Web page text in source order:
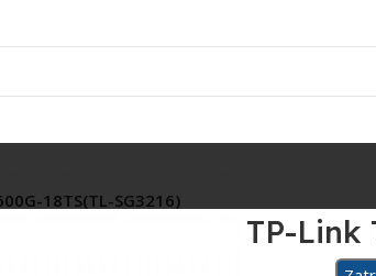
18TS(TL-SG3216)
TP-Link